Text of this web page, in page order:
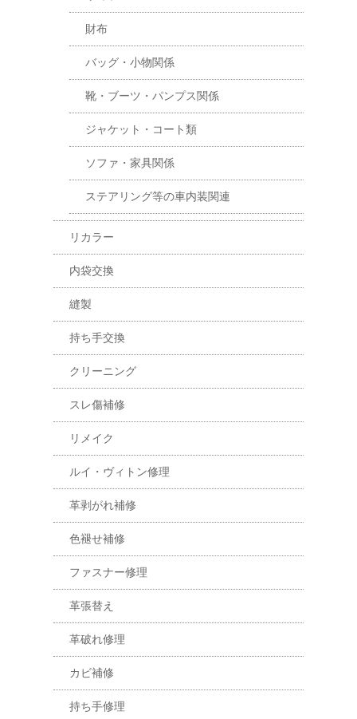
財布
バッグ・小物関係
靴・ブーツ・パンプス関係
ジャケット・コート類
ソファ・家具関係
ステアリング等の車内装関連
リカラー
内袋交換
縫製
持ち手交換
クリーニング
スレ傷補修
リメイク
ルイ・ヴィトン修理
革剥がれ補修
色褪せ補修
ファスナー修理
革張替え
革破れ修理
カビ補修
持ち手修理